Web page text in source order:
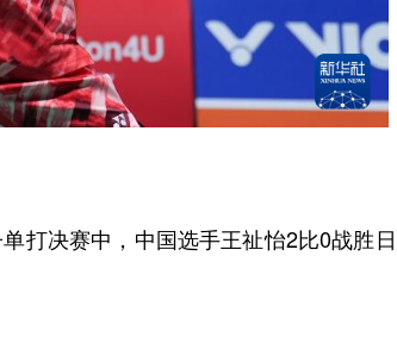
决赛中，中国选手王祉怡2比0战胜